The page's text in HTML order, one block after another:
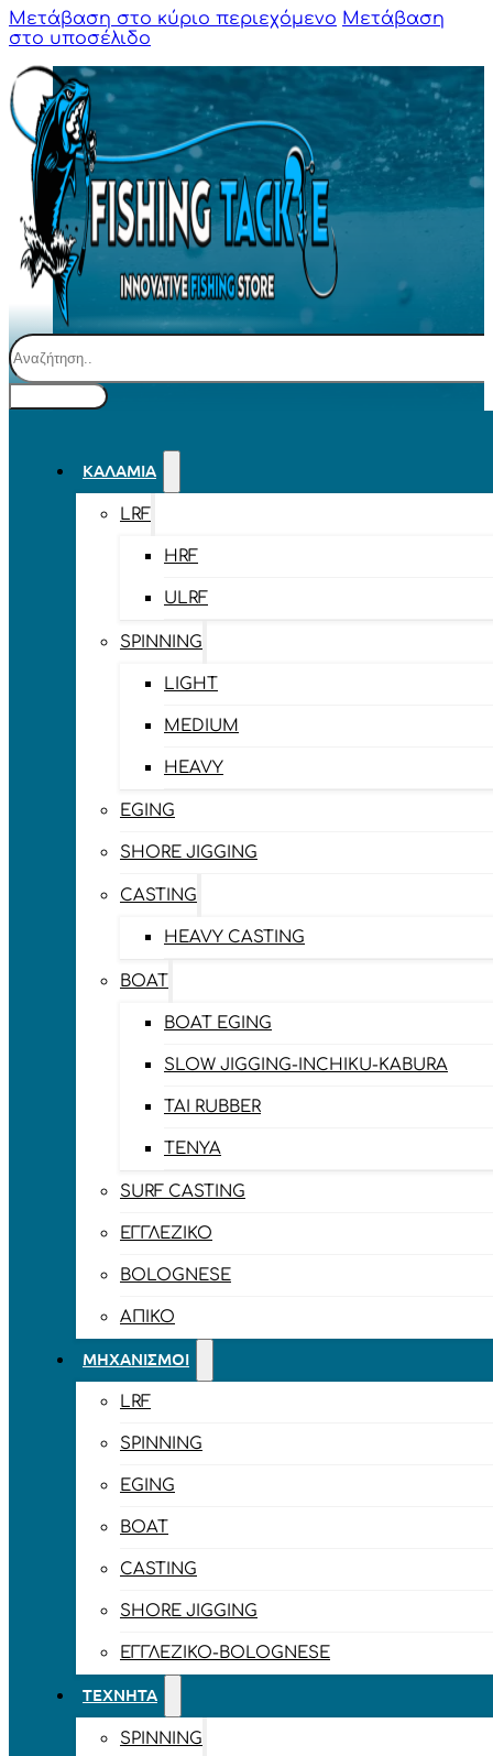
Μετάβαση στο κύριο περιεχόμενο Μετάβαση
στο υποσέλιδο
Αναζήτηση
ΚΑΛΆΜΙΑ
LRF
HRF
ULRF
SPINNING
LIGHT
MEDIUM
HEAVY
EGING
SHORE JIGGING
CASTING
HEAVY CASTING
BOAT
BOAT EGING
SLOW JIGGING-INCHIKU-KABURA
TAI RUBBER
TENYA
SURF CASTING
ΕΓΓΛΈΖΙΚΟ
BOLOGNESE
ΑΠΊΚΟ
ΜΗΧΑΝΙΣΜΟΊ
LRF
SPINNING
EGING
BOAT
CASTING
SHORE JIGGING
ΕΓΓΛΈΖΙΚΟ-BOLOGNESE
ΤΕΧΝΗΤΆ
SPINNING